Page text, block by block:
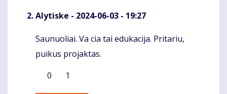
Alytiske - 2024-06-03 - 19:27
Komentaras
Saunuoliai. Va cia tai edukacija. Pritariu,
puikus projaktas.
0
1